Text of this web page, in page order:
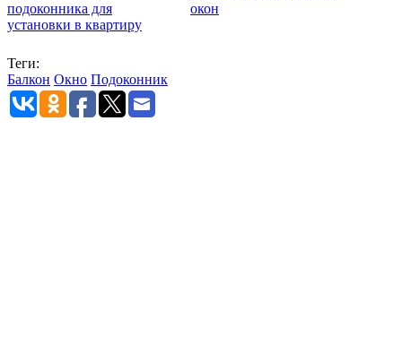
подоконника для
установки в квартиру
окон
Теги:
Балкон Окно Подоконник